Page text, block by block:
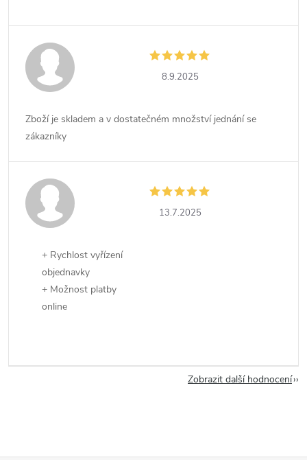
8.9.2025
Zboží je skladem a v dostatečném množství jednání se
zákazníky
13.7.2025
+ Rychlost vyřízení
objednavky
+ Možnost platby
online
Zobrazit další hodnocení